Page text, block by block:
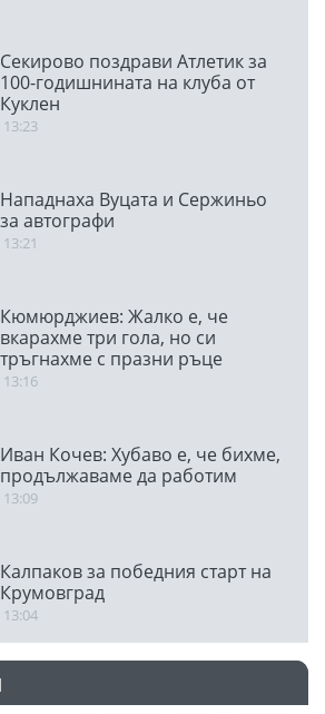
Секирово поздрави Атлетик за
100-годишнината на клуба от
Куклен
13:23
Нападнаха Вуцата и Сержиньо
за автографи
13:21
Кюмюрджиев: Жалко е, че
вкарахме три гола, но си
тръгнахме с празни ръце
13:16
Иван Кочев: Хубаво е, че бихме,
продължаваме да работим
13:09
Калпаков за победния старт на
Крумовград
13:04